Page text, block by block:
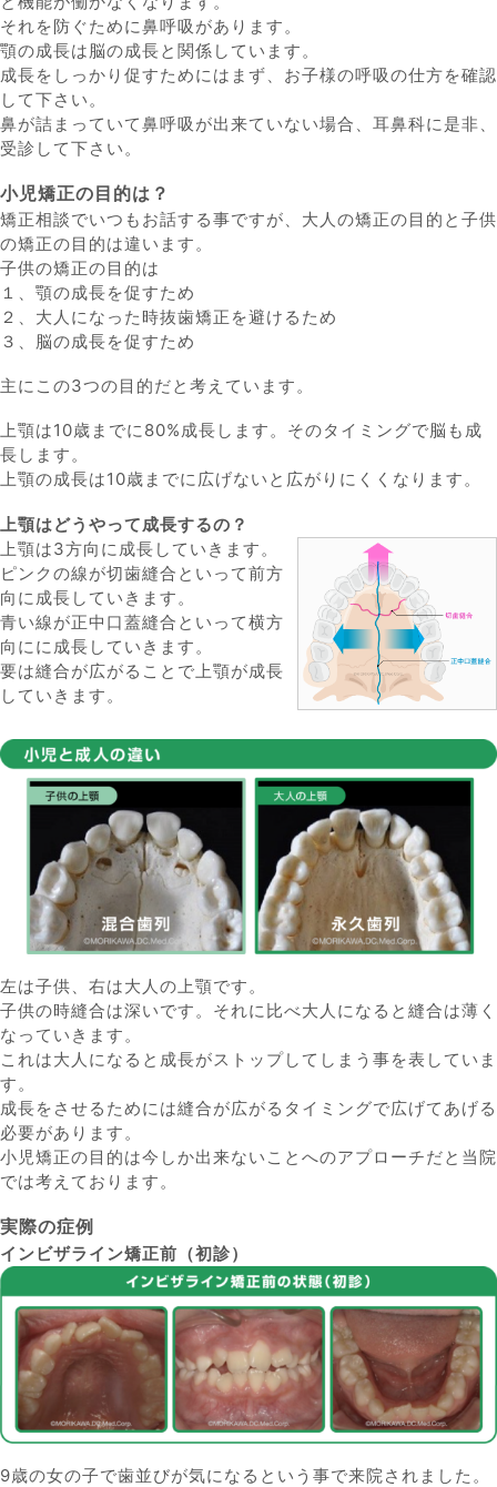
それを防ぐために鼻呼吸があります。
顎の成長は脳の成長と関係しています。
成長をしっかり促すためにはまず、お子様の呼吸の仕方を確認
して下さい。
鼻が詰まっていて鼻呼吸が出来ていない場合、耳鼻科に是非、
受診して下さい。
小児矯正の目的は？
矯正相談でいつもお話する事ですが、大人の矯正の目的と子供
の矯正の目的は違います。
子供の矯正の目的は
１、顎の成長を促すため
２、大人になった時抜歯矯正を避けるため
３、脳の成長を促すため
主にこの3つの目的だと考えています。
上顎は10歳までに80%成長します。そのタイミングで脳も成
長します。
上顎の成長は10歳までに広げないと広がりにくくなります。
上顎はどうやって成長するの？
上顎は3方向に成長していきます。
ピンクの線が切歯縫合といって前方
向に成長していきます。
青い線が正中口蓋縫合といって横方
向にに成長していきます。
要は縫合が広がることで上顎が成長
していきます。
左は子供、右は大人の上顎です。
子供の時縫合は深いです。それに比べ大人になると縫合は薄く
なっていきます。
これは大人になると成長がストップしてしまう事を表していま
す。
成長をさせるためには縫合が広がるタイミングで広げてあげる
必要があります。
小児矯正の目的は今しか出来ないことへのアプローチだと当院
では考えております。
実際の症例
インビザライン矯正前（初診）
9歳の女の子で歯並びが気になるという事で来院されました。